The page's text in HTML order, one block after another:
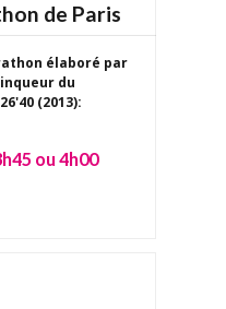
de Paris
élaboré par
du
(2013):
ou 4h00